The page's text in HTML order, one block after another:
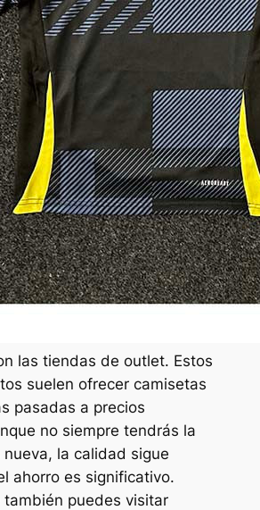
las tiendas de outlet. Estos
suelen ofrecer camisetas
pasadas a precios
no siempre tendrás la
la calidad sigue
ahorro es significativo.
también puedes visitar